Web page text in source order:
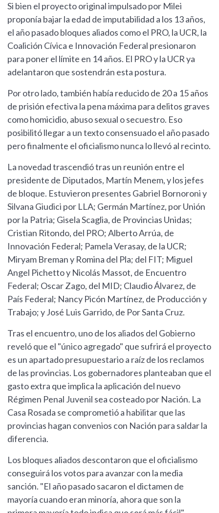
Si bien el proyecto original impulsado por Milei
proponía bajar la edad de imputabilidad a los 13 años,
el año pasado bloques aliados como el PRO, la UCR, la
Coalición Cívica e Innovación Federal presionaron
para poner el límite en 14 años. El PRO y la UCR ya
adelantaron que sostendrán esta postura.
Por otro lado, también había reducido de 20 a 15 años
de prisión efectiva la pena máxima para delitos graves
como homicidio, abuso sexual o secuestro. Eso
posibilitó llegar a un texto consensuado el año pasado
pero finalmente el oficialismo nunca lo llevó al recinto.
La novedad trascendió tras un reunión entre el
presidente de Diputados, Martín Menem, y los jefes
de bloque. Estuvieron presentes Gabriel Bornoroni y
Silvana Giudici por LLA; Germán Martínez, por Unión
por la Patria; Gisela Scaglia, de Provincias Unidas;
Cristian Ritondo, del PRO; Alberto Arrúa, de
Innovación Federal; Pamela Verasay, de la UCR;
Miryam Breman y Romina del Pla; del FIT; Miguel
Angel Pichetto y Nicolás Massot, de Encuentro
Federal; Oscar Zago, del MID; Claudio Álvarez, de
País Federal; Nancy Picón Martínez, de Producción y
Trabajo; y José Luis Garrido, de Por Santa Cruz.
Tras el encuentro, uno de los aliados del Gobierno
reveló que el "único agregado" que sufrirá el proyecto
es un apartado presupuestario a raíz de los reclamos
de las provincias. Los gobernadores planteaban que el
gasto extra que implica la aplicación del nuevo
Régimen Penal Juvenil sea costeado por Nación. La
Casa Rosada se comprometió a habilitar que las
provincias hagan convenios con Nación para saldar la
diferencia.
Los bloques aliados descontaron que el oficialismo
conseguirá los votos para avanzar con la media
sanción. "El año pasado sacaron el dictamen de
mayoría cuando eran minoría, ahora que son la